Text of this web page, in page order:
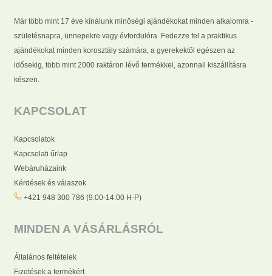
Már több mint 17 éve kínálunk minőségi ajándékokat minden alkalomra -
születésnapra, ünnepekre vagy évfordulóra. Fedezze fel a praktikus
ajándékokat minden korosztály számára, a gyerekektől egészen az
idősekig, több mint 2000 raktáron lévő termékkel, azonnali kiszállításra
készen.
KAPCSOLAT
Kapcsolatok
Kapcsolati űrlap
Webáruházaink
Kérdések és válaszok
+421 948 300 786 (9:00-14:00 H-P)
MINDEN A VÁSÁRLÁSRÓL
Általános feltételek
Fizetések a termékért